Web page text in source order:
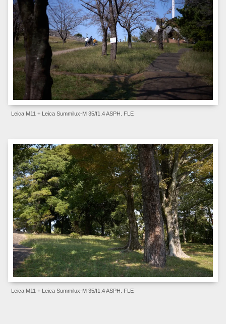
Leica M11 + Leica Summilux-M 35/f1.4 ASPH. FLE
Leica M11 + Leica Summilux-M 35/f1.4 ASPH. FLE